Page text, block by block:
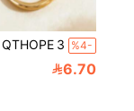
%4-
6.70